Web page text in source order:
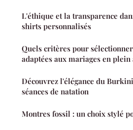
L'éthique et la transparence
shirts personnalisés
Quels critères pour
adaptées aux mariages en plein
Découvrez l'élégance du
séances de natation
Montres fossil : un choix stylé